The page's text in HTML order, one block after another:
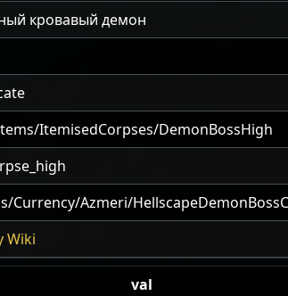
кровавый демон
ItemisedCorpses/DemonBossHigh
Currency/Azmeri/
Wiki
val